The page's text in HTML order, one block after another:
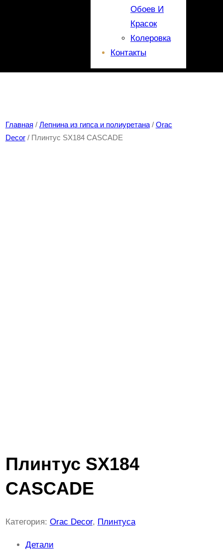
Обоев И
Красок
Колеровка
Контакты
Главная / Лепнина из гипса и полиуретана/ Orac
Decor/ Плинтус SX184 CASCADE
Плинтус SX184
CASCADE
Категория: Orac Decor, Плинтуса
Детали